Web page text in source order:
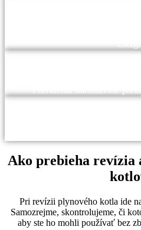
Ako prebieha revízia
Pri revízii plynového kotla ide
Samozrejme, skontrolujeme, či
aby ste ho mohli používať bez